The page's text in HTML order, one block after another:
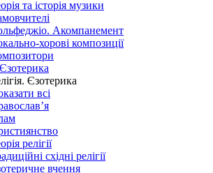
та історія музики
Акомпанемент
хорові композиції
Єзотерика
всі
релігії
східні релігії
вчення